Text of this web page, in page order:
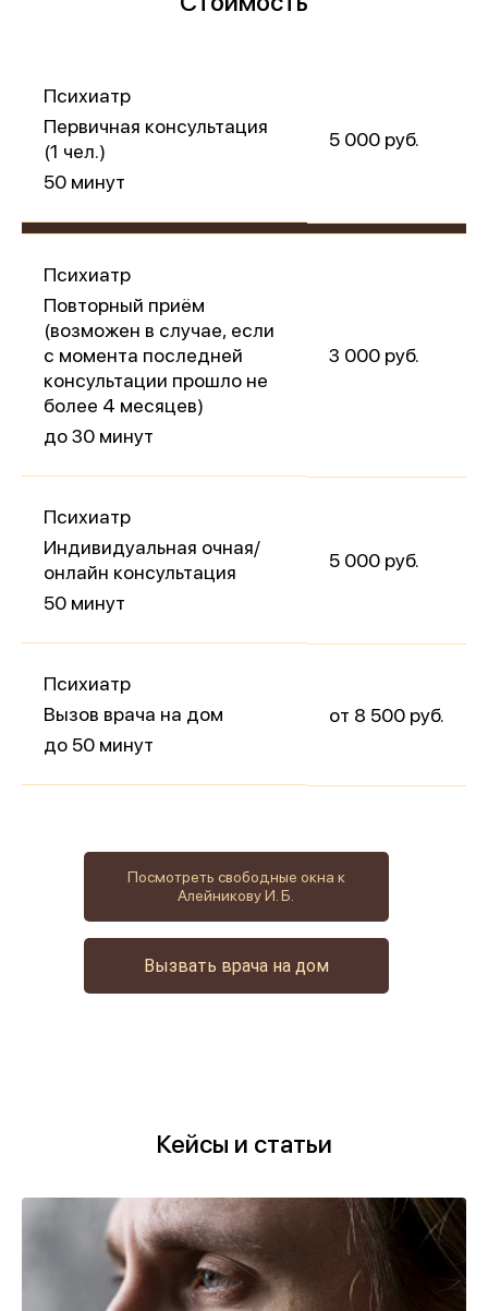
Психиатр
Первичная консультация
(1 чел.)
50 минут
5 000 руб.
Психиатр
Повторный приём
(возможен в случае, если
с момента последней
консультации прошло не
более 4 месяцев)
до 30 минут
3 000 руб.
Психиатр
Индивидуальная очная/
онлайн консультация
50 минут
5 000 руб.
Психиатр
Вызов врача на дом
до 50 минут
от 8 500 руб.
Посмотреть свободные окна к
Алейникову И. Б.
Вызвать врача на дом
Кейсы и статьи